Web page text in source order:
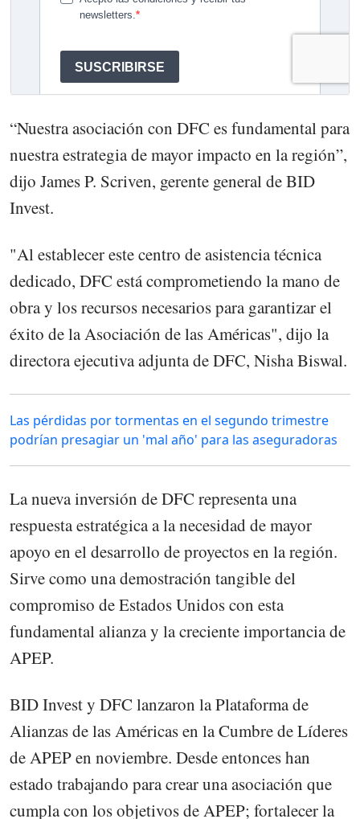
“Nuestra asociación con DFC es fundamental para
nuestra estrategia de mayor impacto en la región”,
dijo James P. Scriven, gerente general de BID
Invest.
"Al establecer este centro de asistencia técnica
dedicado, DFC está comprometiendo la mano de
obra y los recursos necesarios para garantizar el
éxito de la Asociación de las Américas", dijo la
directora ejecutiva adjunta de DFC, Nisha Biswal.
Las pérdidas por tormentas en el segundo trimestre
podrían presagiar un 'mal año' para las aseguradoras
La nueva inversión de DFC representa una
respuesta estratégica a la necesidad de mayor
apoyo en el desarrollo de proyectos en la región.
Sirve como una demostración tangible del
compromiso de Estados Unidos con esta
fundamental alianza y la creciente importancia de
APEP.
BID Invest y DFC lanzaron la Plataforma de
Alianzas de las Américas en la Cumbre de Líderes
de APEP en noviembre. Desde entonces han
estado trabajando para crear una asociación que
cumpla con los objetivos de APEP; fortalecer la